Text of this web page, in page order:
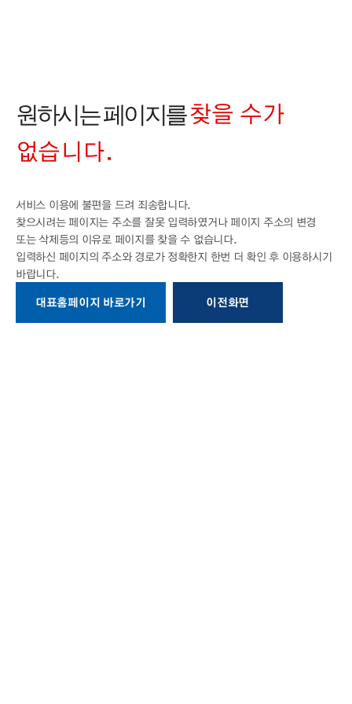
원하시는 페이지를찾을 수가
없습니다.
서비스 이용에 불편을 드려 죄송합니다.
찾으시려는 페이지는 주소를 잘못 입력하였거나 페이지 주소의 변경
또는 삭제등의 이유로 페이지를 찾을 수 없습니다.
입력하신 페이지의 주소와 경로가 정확한지 한번 더 확인 후 이용하시기
바랍니다.
대표홈페이지 바로가기 이전화면